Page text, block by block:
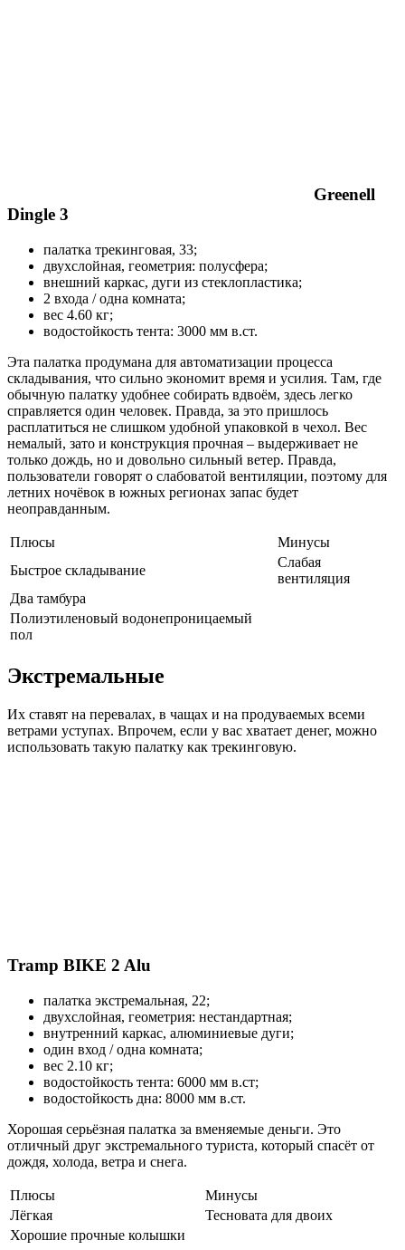
Greenell
Dingle 3
палатка трекинговая, 33;
двухслойная, геометрия: полусфера;
внешний каркас, дуги из стеклопластика;
2 входа / одна комната;
вес 4.60 кг;
водостойкость тента: 3000 мм в.ст.
Эта палатка продумана для автоматизации процесса
складывания, что сильно экономит время и усилия. Там, где
обычную палатку удобнее собирать вдвоём, здесь легко
справляется один человек. Правда, за это пришлось
расплатиться не слишком удобной упаковкой в чехол. Вес
немалый, зато и конструкция прочная – выдерживает не
только дождь, но и довольно сильный ветер. Правда,
пользователи говорят о слабоватой вентиляции, поэтому для
летних ночёвок в южных регионах запас будет
неоправданным.
Плюсы
Минусы
Быстрое складывание
Слабая
вентиляция
Два тамбура
Полиэтиленовый водонепроницаемый
пол
Экстремальные
Их ставят на перевалах, в чащах и на продуваемых всеми
ветрами уступах. Впрочем, если у вас хватает денег, можно
использовать такую палатку как трекинговую.
Tramp BIKE 2 Alu
палатка экстремальная, 22;
двухслойная, геометрия: нестандартная;
внутренний каркас, алюминиевые дуги;
один вход / одна комната;
вес 2.10 кг;
водостойкость тента: 6000 мм в.ст;
водостойкость дна: 8000 мм в.ст.
Хорошая серьёзная палатка за вменяемые деньги. Это
отличный друг экстремального туриста, который спасёт от
дождя, холода, ветра и снега.
Плюсы
Минусы
Лёгкая
Тесновата для двоих
Хорошие прочные колышки